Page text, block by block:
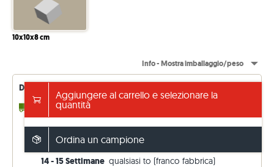
10x10x8 cm
Info - Mostra imballaggio/peso
Disponibilità di consegna - aggiornata in modo permanente
4 - 10 giorni lavorativi
magazzino)
8 - 9 Settimane fino a 5,65 to (in entrata)
14 - 15 Settimane qualsiasi to (franco fabbrica)
Aggiungere al carrello e selezionare la
quantità
Ordina un campione